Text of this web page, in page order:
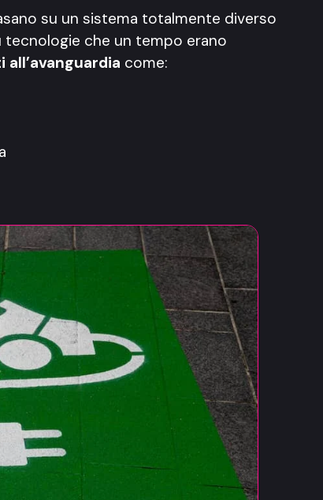
su un sistema totalmente diverso
che un tempo erano
all’avanguardia come: